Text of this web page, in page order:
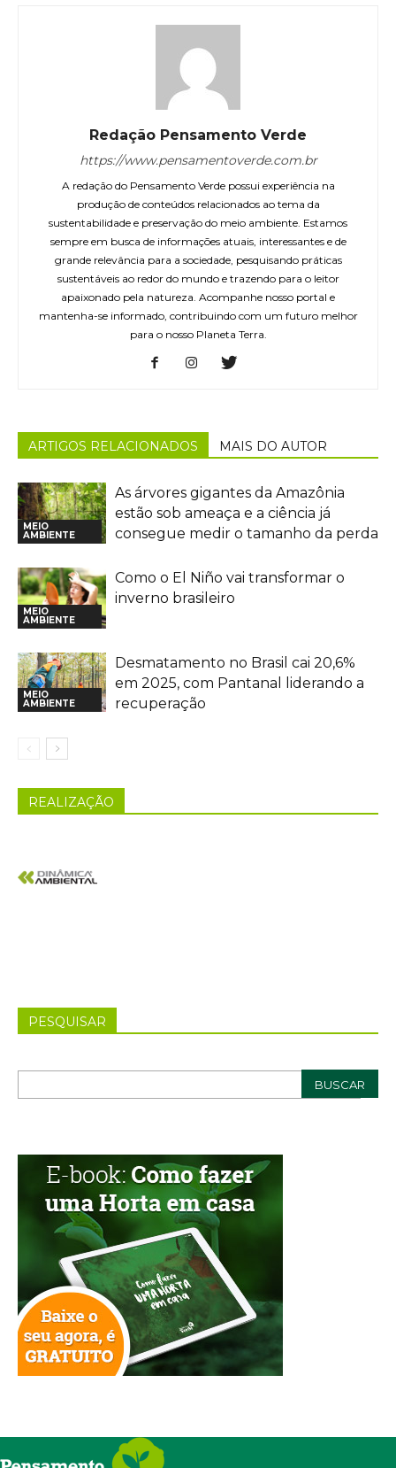
Redação Pensamento Verde
https://www.pensamentoverde.com.br
A redação do Pensamento Verde possui experiência na
produção de conteúdos relacionados ao tema da
sustentabilidade e preservação do meio ambiente. Estamos
sempre em busca de informações atuais, interessantes e de
grande relevância para a sociedade, pesquisando práticas
sustentáveis ao redor do mundo e trazendo para o leitor
apaixonado pela natureza. Acompanhe nosso portal e
mantenha-se informado, contribuindo com um futuro melhor
para o nosso Planeta Terra.
ARTIGOS RELACIONADOS MAIS DO AUTOR
MEIO
AMBIENTE
As árvores gigantes da Amazônia
estão sob ameaça e a ciência já
consegue medir o tamanho da perda
MEIO
AMBIENTE
Como o El Niño vai transformar o
inverno brasileiro
MEIO
AMBIENTE
Desmatamento no Brasil cai 20,6%
em 2025, com Pantanal liderando a
recuperação
REALIZAÇÃO
PESQUISAR